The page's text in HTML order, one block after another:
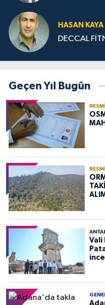
HASAN KAYA
DECCAL
Geçen Yıl Bugün
Vali